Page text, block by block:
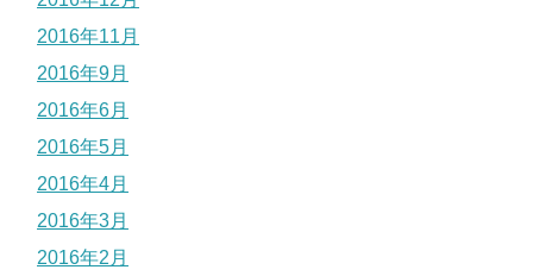
2016年11月
2016年9月
2016年6月
2016年5月
2016年4月
2016年3月
2016年2月